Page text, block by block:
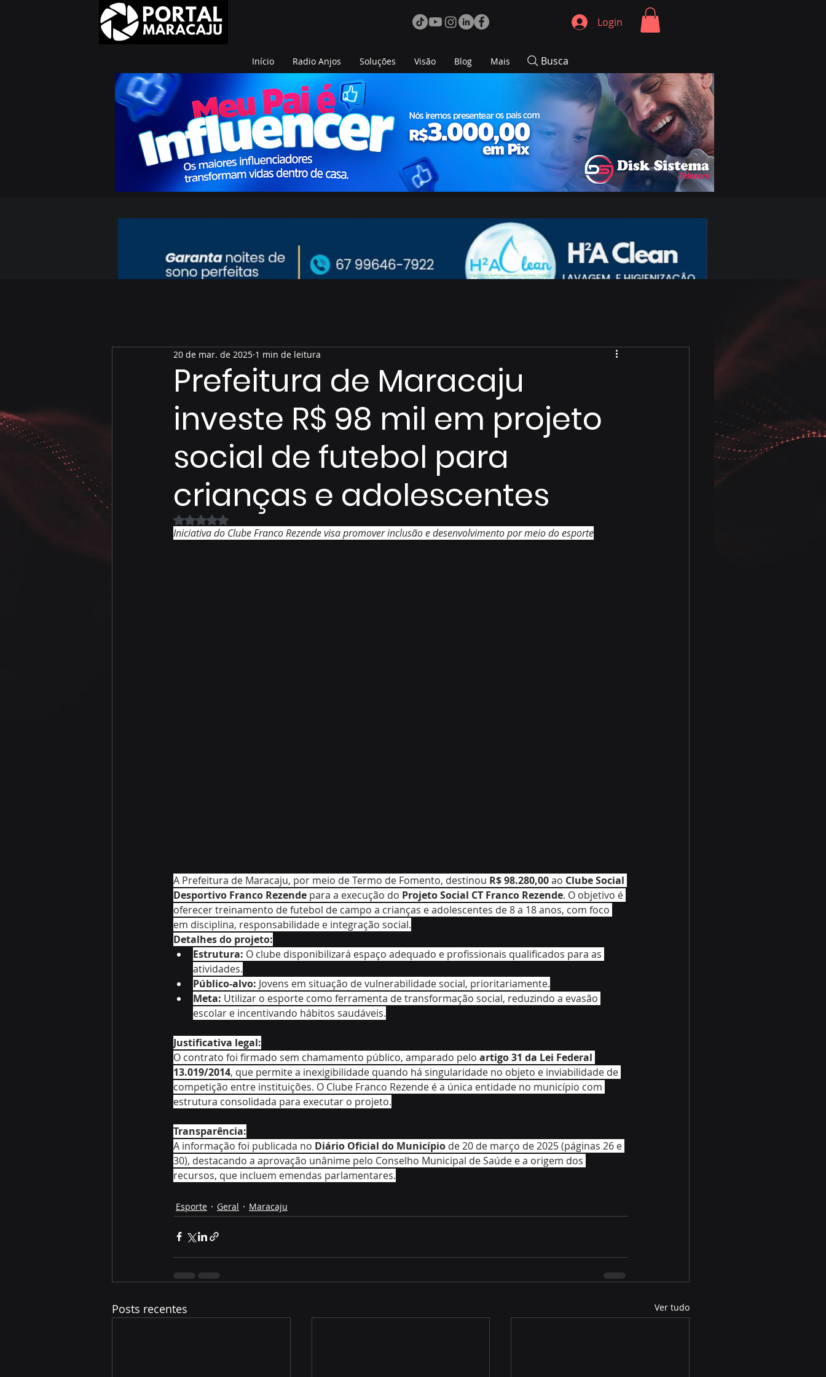
Login
Início Radio Anjos Soluções Visão Blog Mais Busca
Prefeitura de Maracaju
investe R$ 98 mil em projeto
social de futebol para
crianças e adolescentes
20 de mar. de 2025 1 min de leitura
Avaliado com NaN de 5 estrelas.
Iniciativa do Clube Franco Rezende visa promover inclusão e desenvolvimento por meio do esporte
A Prefeitura de Maracaju, por meio de Termo de Fomento, destinou R$ 98.280,00 ao Clube Social
Desportivo Franco Rezende para a execução do Projeto Social CT Franco Rezende. O objetivo é
oferecer treinamento de futebol de campo a crianças e adolescentes de 8 a 18 anos, com foco
em disciplina, responsabilidade e integração social.
Detalhes do projeto:
Estrutura: O clube disponibilizará espaço adequado e profissionais qualificados para as
atividades.
Público-alvo: Jovens em situação de vulnerabilidade social, prioritariamente.
Meta: Utilizar o esporte como ferramenta de transformação social, reduzindo a evasão
escolar e incentivando hábitos saudáveis.
Justificativa legal:
O contrato foi firmado sem chamamento público, amparado pelo artigo 31 da Lei Federal
13.019/2014, que permite a inexigibilidade quando há singularidade no objeto e inviabilidade de
competição entre instituições. O Clube Franco Rezende é a única entidade no município com
estrutura consolidada para executar o projeto.
Transparência:
A informação foi publicada no Diário Oficial do Município de 20 de março de 2025 (páginas 26 e
30), destacando a aprovação unânime pelo Conselho Municipal de Saúde e a origem dos
recursos, que incluem emendas parlamentares.
Esporte Geral Maracaju
Posts recentes Ver tudo